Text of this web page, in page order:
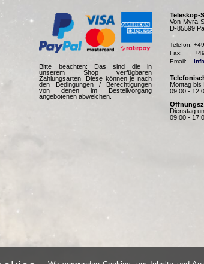
Bitte beachten: Das sind die in
unserem Shop verfügbaren
Zahlungsarten. Diese können je nach
den Bedingungen / Berechtigungen
von denen im Bestellvorgang
angebotenen abweichen.
Teleskop-
Von-Myra-
D-85599
Telefon:
Fax:
Email:
Montag bis
09.00 -
Dienstag
09:00 -